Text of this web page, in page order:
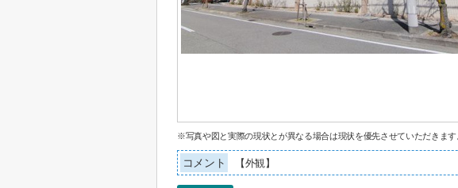
※写真や図と実際の現状とが異なる場合は現状を優先させていただきます
コメント 【外観】